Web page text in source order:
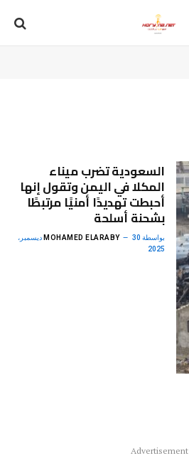
السعودية تضرب ميناء
المكلا في اليمن وتقول إنها
أحبطت تهديدًا أمنيًا مرتبطًا
بشحنة أسلحة
بواسطة MOHAMED ELARABY 30 ديسمبر،
2025
Advertisement